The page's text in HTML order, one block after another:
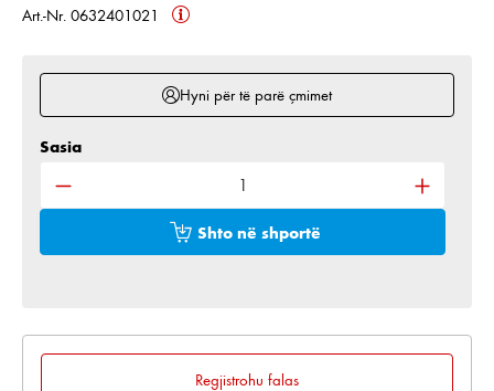
Art.-Nr. 0632401021
Hyni për të parë çmimet
Sasia e produktit: Shkruani sasinë e dëshiruar
Sasia
Shto në shportë
Regjistrohu falas